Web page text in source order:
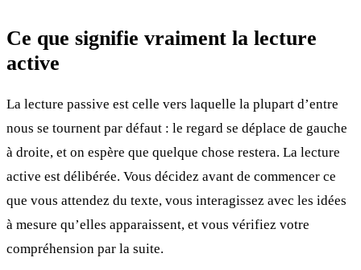
Ce que signifie vraiment la lecture
active
La lecture passive est celle vers laquelle la plupart d’entre
nous se tournent par défaut : le regard se déplace de gauche
à droite, et on espère que quelque chose restera. La lecture
active est délibérée. Vous décidez avant de commencer ce
que vous attendez du texte, vous interagissez avec les idées
à mesure qu’elles apparaissent, et vous vérifiez votre
compréhension par la suite.